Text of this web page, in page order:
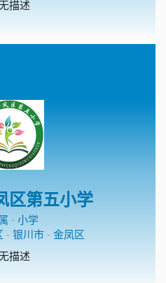
描述
区第五小学
- 小学
- 银川市 - 金凤区
描述